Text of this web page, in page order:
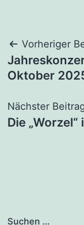
Vorheriger
Oktober
Nächster
Die
Suchen …